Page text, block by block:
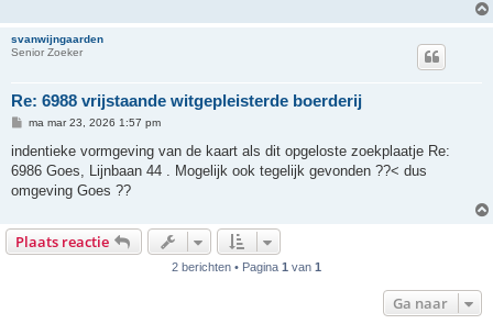
svanwijngaarden
Senior Zoeker
Re: 6988 vrijstaande witgepleisterde boerderij
B
r
c
h
ma mar 23, 2026 1:57 pm
indentieke vormgeving van de kaart als dit opgeloste zoekplaatje Re:
6986 Goes, Lijnbaan 44 . Mogelijk ook tegelijk gevonden ??< dus
omgeving Goes ??
Plaats reactie
2 berichten • Pagina 1 van 1
Ga naar